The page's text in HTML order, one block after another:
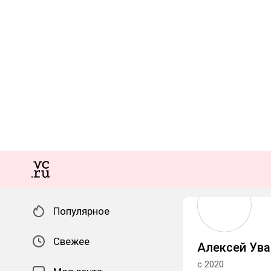
Популярное
Свежее Алексей
с 2020